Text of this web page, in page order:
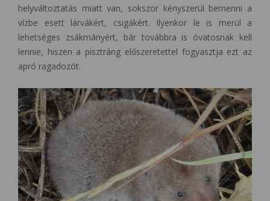
helyváltoztatás miatt van, sokszor kényszerül bemenni a
vízbe esett lárvákért, csigákért. Ilyenkor le is merül a
lehetséges zsákmányért, bár továbbra is óvatosnak kell
lennie, hiszen a pisztráng előszeretettel fogyasztja ezt az
apró ragadozót.